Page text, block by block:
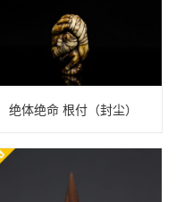
绝体绝命 根付（封尘）